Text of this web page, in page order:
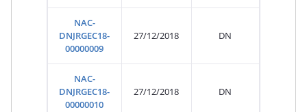
NAC-
DNJRGEC18-
00000009
27/12/2018 DN
NAC-
DNJRGEC18-
00000010
27/12/2018 DN